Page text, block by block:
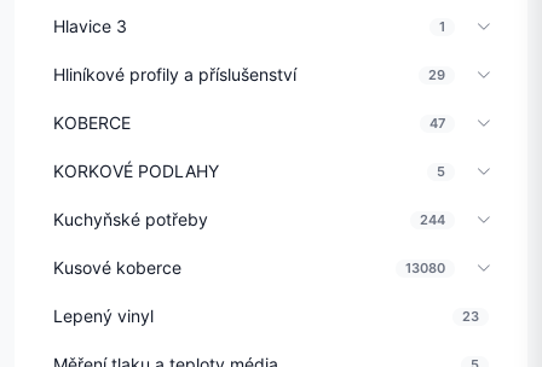
Hlavice 3 1
Hliníkové profily a příslušenství 29
KOBERCE 47
KORKOVÉ PODLAHY 5
Kuchyňské potřeby 244
Kusové koberce 13080
Lepený vinyl 23